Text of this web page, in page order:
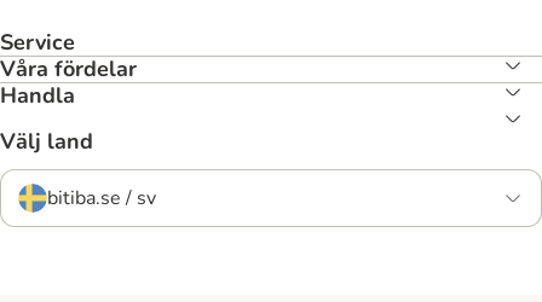
Service
Våra fördelar
Handla
Välj land
bitiba.se / sv